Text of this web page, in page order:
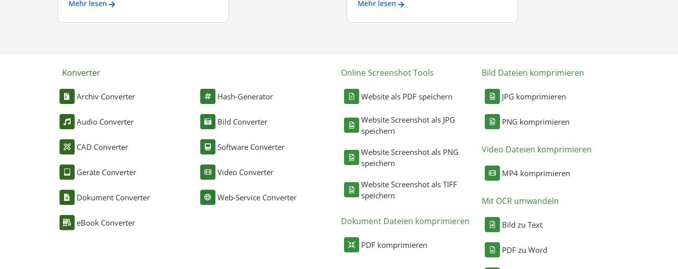
Mehr lesen Mehr lesen
Konverter
Archiv Converter
Audio Converter
CAD Converter
Geräte Converter
Dokument Converter
eBook Converter
Hash-Generator
Bild Converter
Software Converter
Video Converter
Web-Service Converter
Online Screenshot Tools
Website als PDF speichern
Website Screenshot als JPG
speichern
Website Screenshot als PNG
speichern
Website Screenshot als TIFF
speichern
Dokument Dateien komprimieren
PDF komprimieren
Bild Dateien komprimieren
JPG komprimieren
PNG komprimieren
Video Dateien komprimieren
MP4 komprimieren
Mit OCR umwandeln
Bild zu Text
PDF zu Word